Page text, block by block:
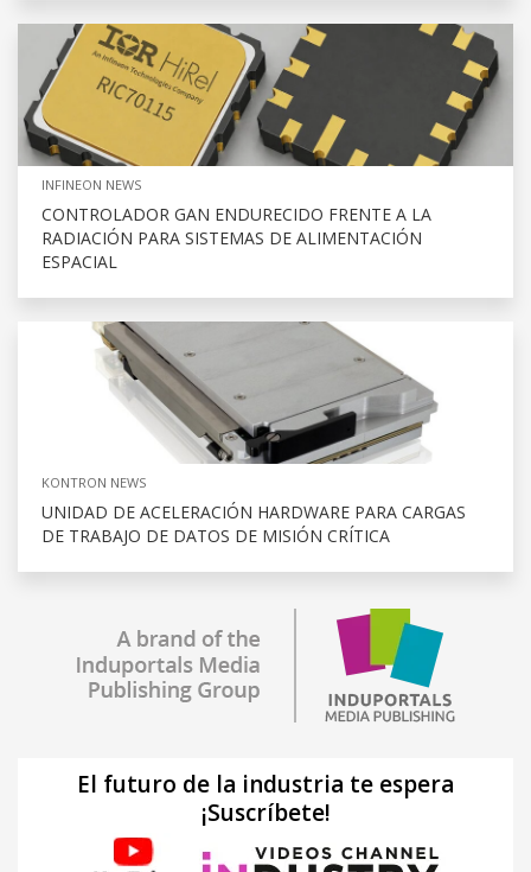
INFINEON NEWS
CONTROLADOR GAN ENDURECIDO FRENTE A LA
RADIACIÓN PARA SISTEMAS DE ALIMENTACIÓN
ESPACIAL
KONTRON NEWS
UNIDAD DE ACELERACIÓN HARDWARE PARA CARGAS
DE TRABAJO DE DATOS DE MISIÓN CRÍTICA
El futuro de la industria te espera
¡Suscríbete!